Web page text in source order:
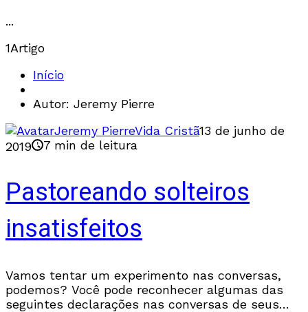
...
1Artigo
Início
Autor: Jeremy Pierre
Jeremy PierreVida Cristã13 de junho de
2019
7 min de leitura
Pastoreando solteiros
insatisfeitos
Vamos tentar um experimento nas conversas,
podemos? Você pode reconhecer algumas das
seguintes declarações nas conversas de seus